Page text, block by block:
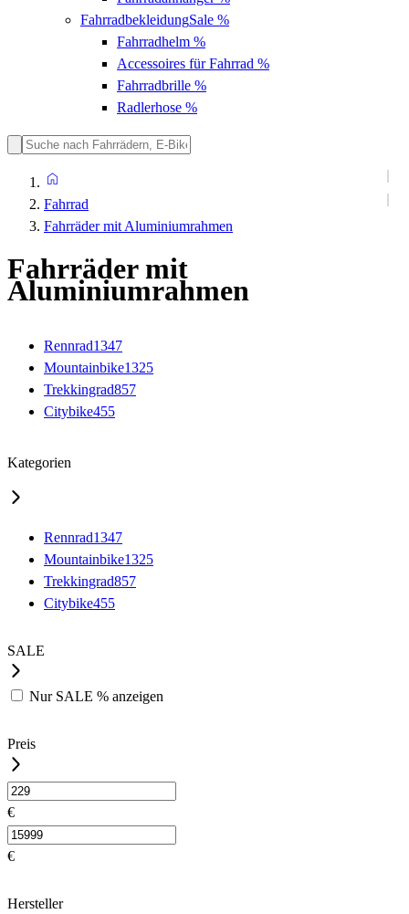
FahrradbekleidungSale %
Fahrradhelm %
Accessoires für Fahrrad %
Fahrradbrille %
Radlerhose %
Fahrrad
Fahrräder mit Aluminiumrahmen
Fahrräder mit
Aluminiumrahmen
Rennrad1347
Mountainbike1325
Trekkingrad857
Citybike455
Kategorien
Rennrad1347
Mountainbike1325
Trekkingrad857
Citybike455
SALE
Nur SALE % anzeigen
Preis
€
€
Hersteller